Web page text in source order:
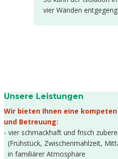
vier Wänden
Unsere Leistungen
Wir bieten Ihnen eine
und Betreuung:
- vier schmackhaft und frisch
(Frühstück, Zwischenmahlzeit,
in familiärer Atmosphäre